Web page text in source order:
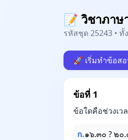
📝 วิชาภาษ
รหัสชุด 25243 •
🚀 เริ่มทำข้อส
ข้อที่ 1
ข้อใดคือช่วงเว
ก.๑๖.๓๐ ? ๒๐